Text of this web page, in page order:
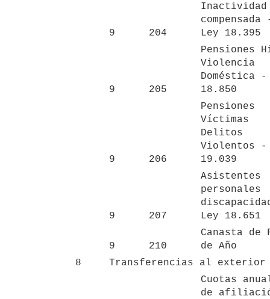
9 204
Inactividad
compensada
Ley 18.395
9 205
Pensiones
Violencia
Doméstica -
18.850
9 206
Pensiones
Víctimas
Delitos
Violentos -
19.039
9 207
Asistentes
personales
Ley 18.651
9 210
Canasta de
de Año
8
Transferencias al exterior
Cuotas
de